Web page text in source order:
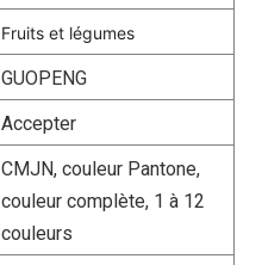
Fruits et légumes
GUOPENG
Accepter
CMJN, couleur Pantone,
couleur complète, 1 à 12
couleurs